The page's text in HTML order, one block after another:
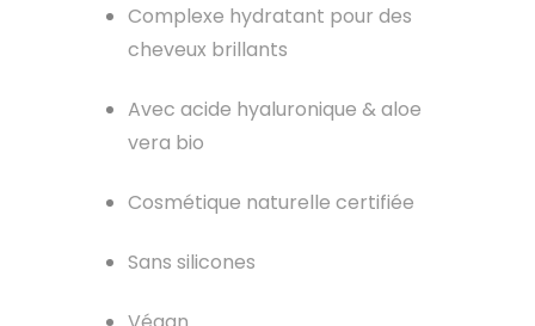
Complexe hydratant pour des
cheveux brillants
Avec acide hyaluronique & aloe
vera bio
Cosmétique naturelle certifiée
Sans silicones